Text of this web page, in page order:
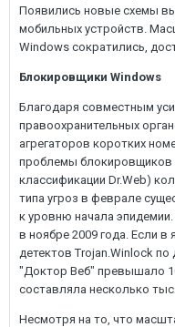
Появились новые схемы
мобильных устройств.
Windows сократились,
Блокировщики Windows
Благодаря совместным
правоохранительных
агрегаторов коротких
проблемы блокировщиков
классификации Dr.Web)
типа угроз в феврале
к уровню начала
в ноябре 2009 года. Если
детектов Trojan.Winlock
"Доктор Веб" превышало
составляла несколько
Несмотря на то, что